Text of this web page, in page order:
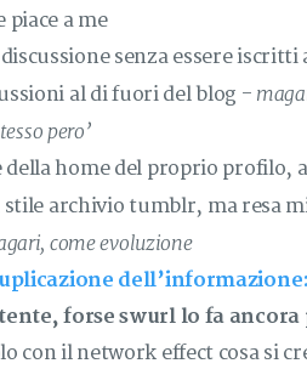
piace a me
senza essere
al di fuori del blog -
pero’
home del proprio profilo,
archivio tumblr, ma resa
come evoluzione
forse swurl lo fa ancora
con il network effect cosa si